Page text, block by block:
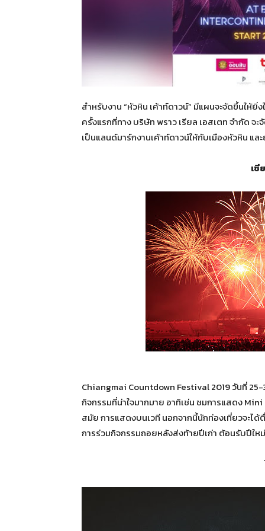
สำหรับงาน “หัวหิน เค้าท์ดาวน์” มีแผนจะจัดขึ้นให้ยิ่
ครั้งแรกที่ทาง บริษัท พราว เรียล เอสเตท จำกัด
เป็นแลนด์มาร์กงานเค้าท์ดาวน์ให้กับเมืองหัวหิน แ
เชี
Chiangmai Countdown Festival 2019 วันที่
กิจกรรมที่น่าใจมากมาย อาทิเช่น ชมการแสดง
สมัย การแสดงบนเวที นอกจากนี้นักท่องเที่ยวจะไ
การร่วมกิจกรรมถอยหลังส่งท้ายปีเก่า ต้อนรับปีใหม่